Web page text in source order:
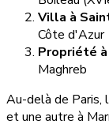
Villa à
Côte d'Azur
Propriété
Maghreb
Au-delà de Paris,
et une autre à